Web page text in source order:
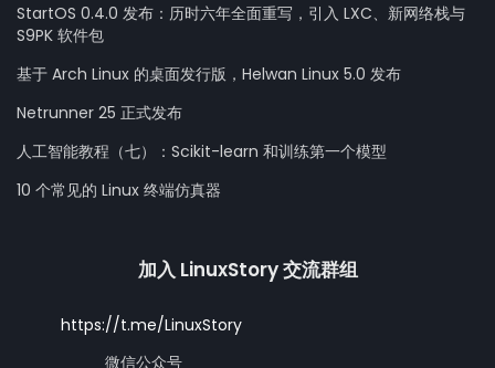
StartOS 0.4.0 发布：历时六年全面重写，引入 LXC、新网络栈与
S9PK 软件包
基于 Arch Linux 的桌面发行版，Helwan Linux 5.0 发布
Netrunner 25 正式发布
人工智能教程（七）：Scikit-learn 和训练第一个模型
10 个常见的 Linux 终端仿真器
加入 LinuxStory 交流群组
https://t.me/LinuxStory
微信公众号